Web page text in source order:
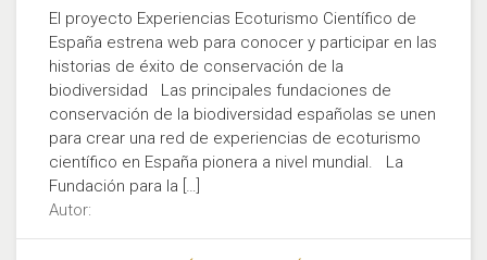
El proyecto Experiencias Ecoturismo Científico de
España estrena web para conocer y participar en las
historias de éxito de conservación de la
biodiversidad Las principales fundaciones de
conservación de la biodiversidad españolas se unen
para crear una red de experiencias de ecoturismo
científico en España pionera a nivel mundial. La
Fundación para la […]
Autor: